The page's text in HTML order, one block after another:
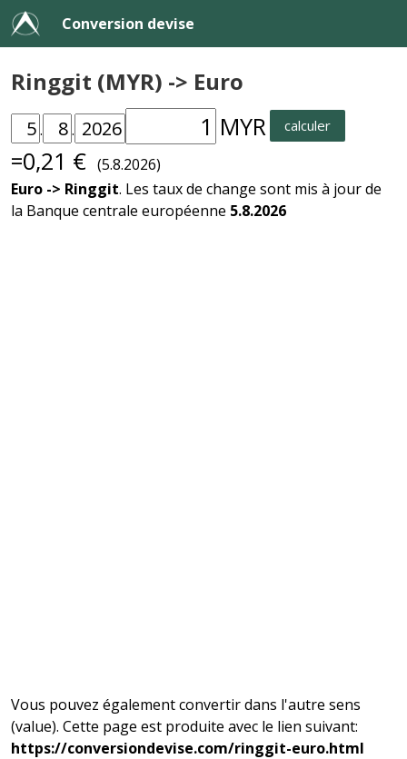
Conversion devise
Ringgit (MYR) -> Euro
. . MYR calculer
=0,21 € (5.8.2026)
Euro -> Ringgit. Les taux de change sont mis à jour de
la Banque centrale européenne 5.8.2026
Vous pouvez également convertir dans l'autre sens
(value). Cette page est produite avec le lien suivant:
https://conversiondevise.com/ringgit-euro.html